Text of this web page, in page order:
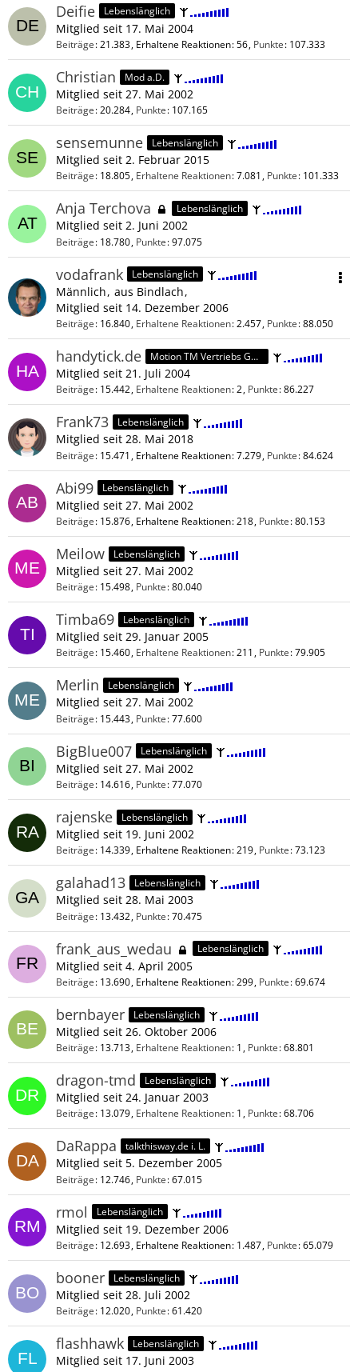
Deifie Lebenslänglich
Mitglied seit 17. Mai 2004
Beiträge 21.383 Erhaltene Reaktionen 56 Punkte 107.333
Christian Mod a.D.
Mitglied seit 27. Mai 2002
Beiträge 20.284 Punkte 107.165
sensemunne Lebenslänglich
Mitglied seit 2. Februar 2015
Beiträge 18.805 Erhaltene Reaktionen 7.081 Punkte 101.333
Anja Terchova Lebenslänglich
Mitglied seit 2. Juni 2002
Beiträge 18.780 Punkte 97.075
vodafrank Lebenslänglich
Männlich aus Bindlach
Mitglied seit 14. Dezember 2006
Beiträge 16.840 Erhaltene Reaktionen 2.457 Punkte 88.050
handytick.de Motion TM Vertriebs GmbH
Mitglied seit 21. Juli 2004
Beiträge 15.442 Erhaltene Reaktionen 2 Punkte 86.227
Frank73 Lebenslänglich
Mitglied seit 28. Mai 2018
Beiträge 15.471 Erhaltene Reaktionen 7.279 Punkte 84.624
Abi99 Lebenslänglich
Mitglied seit 27. Mai 2002
Beiträge 15.876 Erhaltene Reaktionen 218 Punkte 80.153
Meilow Lebenslänglich
Mitglied seit 27. Mai 2002
Beiträge 15.498 Punkte 80.040
Timba69 Lebenslänglich
Mitglied seit 29. Januar 2005
Beiträge 15.460 Erhaltene Reaktionen 211 Punkte 79.905
Merlin Lebenslänglich
Mitglied seit 27. Mai 2002
Beiträge 15.443 Punkte 77.600
BigBlue007 Lebenslänglich
Mitglied seit 27. Mai 2002
Beiträge 14.616 Punkte 77.070
rajenske Lebenslänglich
Mitglied seit 19. Juni 2002
Beiträge 14.339 Erhaltene Reaktionen 219 Punkte 73.123
galahad13 Lebenslänglich
Mitglied seit 28. Mai 2003
Beiträge 13.432 Punkte 70.475
frank_aus_wedau Lebenslänglich
Mitglied seit 4. April 2005
Beiträge 13.690 Erhaltene Reaktionen 299 Punkte 69.674
bernbayer Lebenslänglich
Mitglied seit 26. Oktober 2006
Beiträge 13.713 Erhaltene Reaktionen 1 Punkte 68.801
dragon-tmd Lebenslänglich
Mitglied seit 24. Januar 2003
Beiträge 13.079 Erhaltene Reaktionen 1 Punkte 68.706
DaRappa talkthisway.de i. L.
Mitglied seit 5. Dezember 2005
Beiträge 12.746 Punkte 67.015
rmol Lebenslänglich
Mitglied seit 19. Dezember 2006
Beiträge 12.693 Erhaltene Reaktionen 1.487 Punkte 65.079
booner Lebenslänglich
Mitglied seit 28. Juli 2002
Beiträge 12.020 Punkte 61.420
flashhawk Lebenslänglich
Mitglied seit 17. Juni 2003